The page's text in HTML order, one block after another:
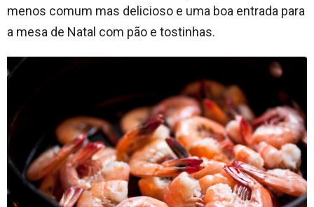
menos comum mas delicioso e uma boa entrada para
a mesa de Natal com pão e tostinhas.